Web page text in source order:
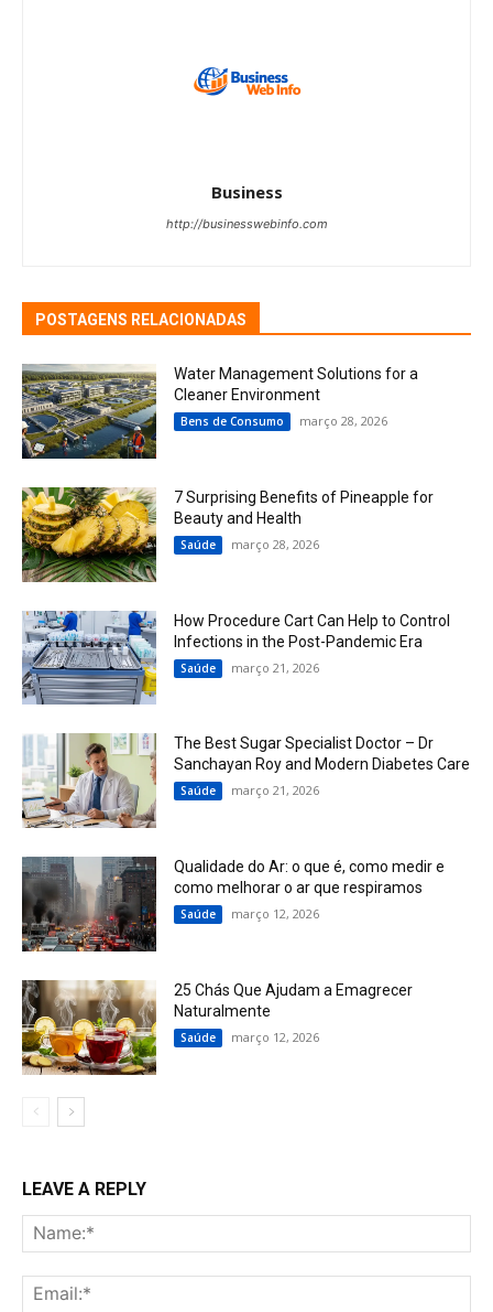
Business
http://businesswebinfo.com
POSTAGENS RELACIONADAS
Water Management Solutions for a
Cleaner Environment
Bens de Consumo março 28, 2026
7 Surprising Benefits of Pineapple for
Beauty and Health
Saúde março 28, 2026
How Procedure Cart Can Help to Control
Infections in the Post-Pandemic Era
Saúde março 21, 2026
The Best Sugar Specialist Doctor – Dr
Sanchayan Roy and Modern Diabetes Care
Saúde março 21, 2026
Qualidade do Ar: o que é, como medir e
como melhorar o ar que respiramos
Saúde março 12, 2026
25 Chás Que Ajudam a Emagrecer
Naturalmente
Saúde março 12, 2026
LEAVE A REPLY